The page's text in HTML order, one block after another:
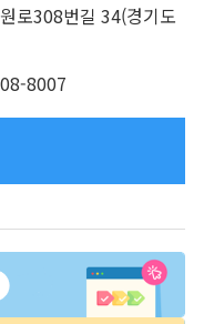
로308번길 34(경기도
8007